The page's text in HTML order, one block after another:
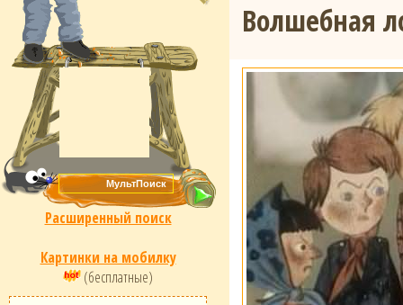
Расширенный поиск
Картинки на мобилку
(бесплатные)
Волшебная